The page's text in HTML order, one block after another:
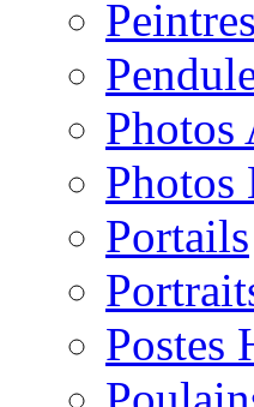
Peintres
Photos
Photos
Portails
Postes